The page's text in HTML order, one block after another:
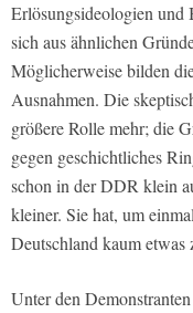
Erlösungsideologien
sich aus ähnlichen
Möglicherweise bilden
Ausnahmen. Die
größere Rolle mehr; die
gegen geschichtliches
schon in der DDR klein
kleiner. Sie hat, um
Deutschland kaum etwas
Unter den